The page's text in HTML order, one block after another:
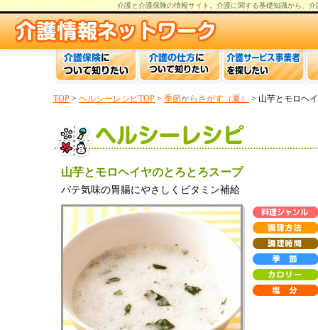
介護と介護保険の情報サイト。 介護に関する基礎知識から、 介
TOP > ヘルシーレシピTOP > 季節からさがす（夏） > 山芋とモロヘ
山芋とモロヘイヤのとろとろスープ
バテ気味の胃腸にやさしくビタミン補給